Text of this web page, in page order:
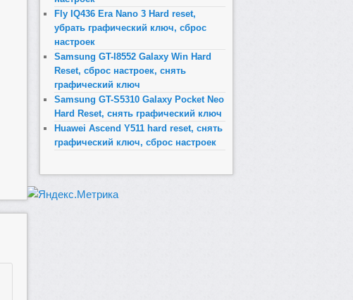
Fly IQ436 Era Nano 3 Hard reset,
убрать графический ключ, сброс
настроек
Samsung GT-I8552 Galaxy Win Hard
Reset, сброс настроек, снять
графический ключ
Samsung GT-S5310 Galaxy Pocket Neo
Hard Reset, снять графический ключ
Huawei Ascend Y511 hard reset, снять
графический ключ, сброс настроек